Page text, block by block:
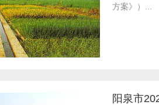
方案》）...
阳泉市